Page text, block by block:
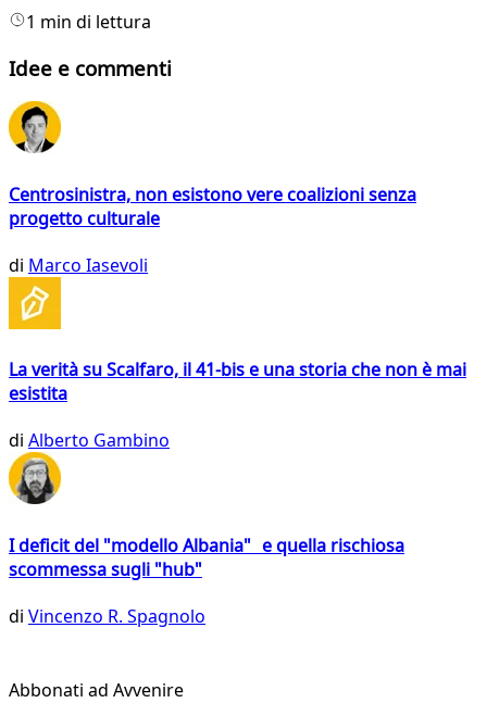
1 min di lettura
Idee e commenti
Centrosinistra, non esistono vere coalizioni senza
progetto culturale
di Marco Iasevoli
La verità su Scalfaro, il 41-bis e una storia che non è mai
esistita
di Alberto Gambino
I deficit del "modello Albania" e quella rischiosa
scommessa sugli "hub"
di Vincenzo R. Spagnolo
Abbonati ad Avvenire